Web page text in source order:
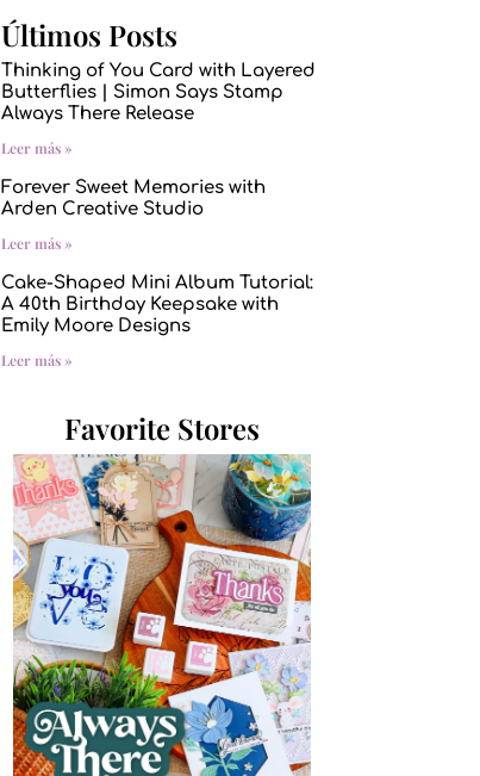
Últimos Posts
Thinking of You Card with Layered
Butterflies | Simon Says Stamp
Always There Release
Leer más »
Forever Sweet Memories with
Arden Creative Studio
Leer más »
Cake-Shaped Mini Album Tutorial:
A 40th Birthday Keepsake with
Emily Moore Designs
Leer más »
Favorite Stores